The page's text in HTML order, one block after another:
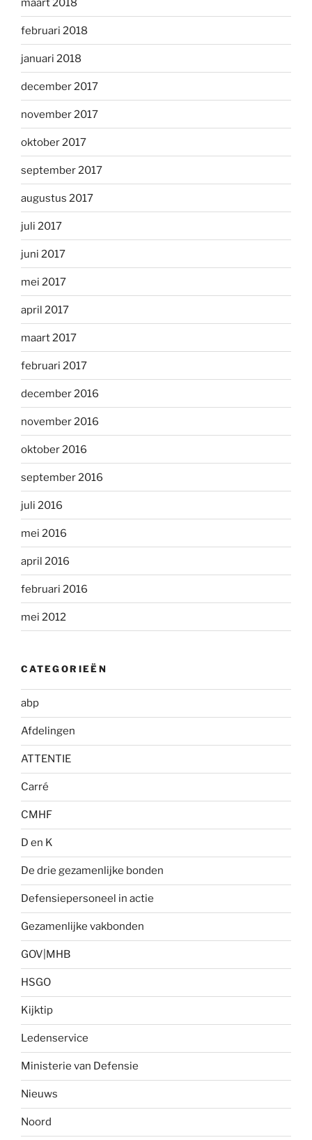
maart 2018
februari 2018
januari 2018
december 2017
november 2017
oktober 2017
september 2017
augustus 2017
juli 2017
juni 2017
mei 2017
april 2017
maart 2017
februari 2017
december 2016
november 2016
oktober 2016
september 2016
juli 2016
mei 2016
april 2016
februari 2016
mei 2012
CATEGORIEËN
abp
Afdelingen
ATTENTIE
Carré
CMHF
D en K
De drie gezamenlijke bonden
Defensiepersoneel in actie
Gezamenlijke vakbonden
GOV|MHB
HSGO
Kijktip
Ledenservice
Ministerie van Defensie
Nieuws
Noord